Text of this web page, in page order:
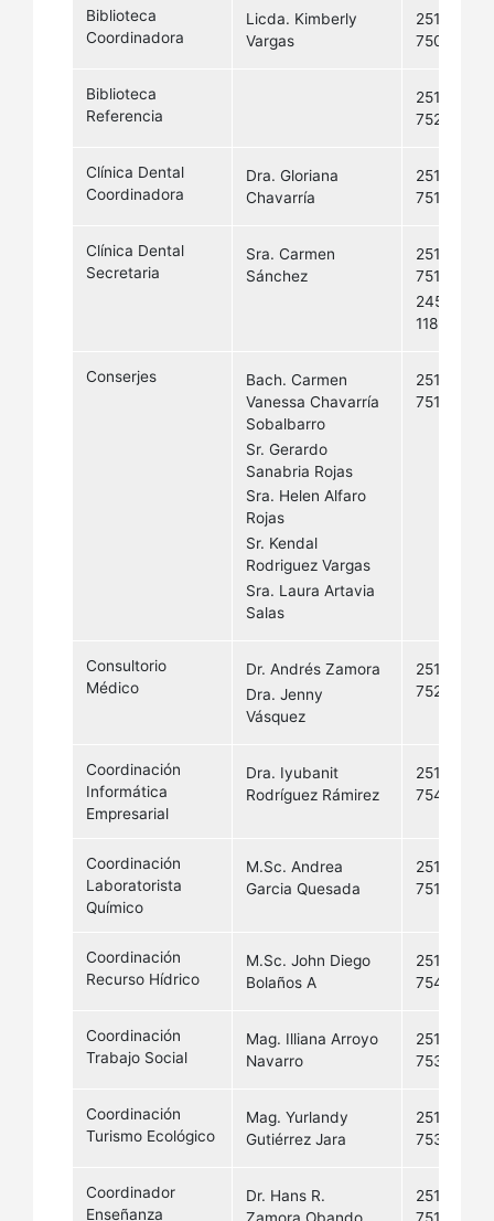
Biblioteca
Coordinadora
Licda. Kimberly
Vargas
2511-
7508
Biblioteca
Referencia
2511-
7526
Clínica Dental
Coordinadora
Dra. Gloriana
Chavarría
2511-
7516
Clínica Dental
Secretaria
Sra. Carmen
Sánchez
2511-
7517
2458-
1182
Conserjes
Bach. Carmen
Vanessa Chavarría
Sobalbarro
Sr. Gerardo
Sanabria Rojas
Sra. Helen Alfaro
Rojas
Sr. Kendal
Rodriguez Vargas
Sra. Laura Artavia
Salas
2511-
7513
Consultorio
Médico
Dr. Andrés Zamora
Dra. Jenny
Vásquez
2511-
7521
Coordinación
Informática
Empresarial
Dra. Iyubanit
Rodríguez Rámirez
2511-
7540
Coordinación
Laboratorista
Químico
M.Sc. Andrea
Garcia Quesada
2511-
7510
Coordinación
Recurso Hídrico
M.Sc. John Diego
Bolaños A
2511-
7541
Coordinación
Trabajo Social
Mag. Illiana Arroyo
Navarro
2511-
7537
Coordinación
Turismo Ecológico
Mag. Yurlandy
Gutiérrez Jara
2511-
7536
Coordinador
Enseñanza
Dr. Hans R.
2511-